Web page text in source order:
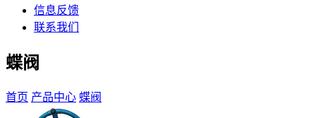
信息反馈
联系我们
蝶阀
首页 产品中心 蝶阀